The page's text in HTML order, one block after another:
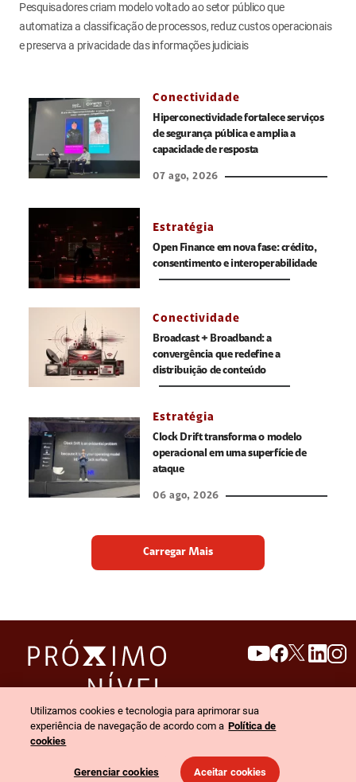
Pesquisadores criam modelo voltado ao setor público que
automatiza a classificação de processos, reduz custos operacionais
e preserva a privacidade das informações judiciais
Conectividade
Hiperconectividade fortalece serviços
de segurança pública e amplia a
capacidade de resposta
07 ago, 2026
Estratégia
Open Finance em nova fase: crédito,
consentimento e interoperabilidade
Conectividade
Broadcast + Broadband: a
convergência que redefine a
distribuição de conteúdo
Estratégia
Clock Drift transforma o modelo
operacional em uma superfície de
ataque
06 ago, 2026
Carregar Mais
search
© 2026 Claro empresas. Todos os direitos reservados.
Utilizamos cookies e tecnologia para aprimorar sua
experiência de navegação de acordo com a Política de
cookies
Gerenciar cookies Aceitar cookies